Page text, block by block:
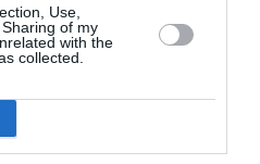
Use,
of my
with the
collected.
că mă îndoiesc de cât
vreau să o trăiesc, să o
la prima mână. Vreau să
o documentez, să fac cât
să celebrez frumoasa